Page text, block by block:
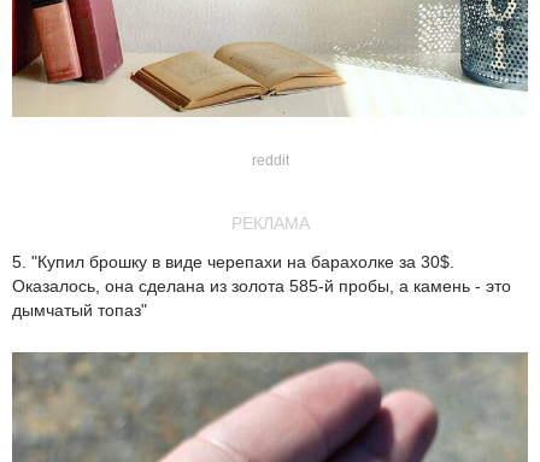
reddit
РЕКЛАМА
5. "Купил брошку в виде черепахи на барахолке за 30$.
Оказалось, она сделана из золота 585-й пробы, а камень - это
дымчатый топаз"